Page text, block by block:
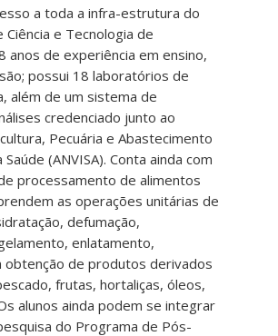
a toda a infra-estrutura do
e Tecnologia de
anos de experiência em ensino,
possui 18 laboratórios de
além de um sistema de
credenciado junto ao
Pecuária e Abastecimento
(ANVISA). Conta ainda com
processamento de alimentos
as operações unitárias de
defumação,
enlatamento,
obtenção de produtos derivados
frutas, hortaliças, óleos,
alunos ainda podem se integrar
do Programa de Pós-